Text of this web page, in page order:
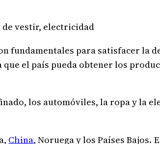
fundamentales para satisfacer la
el país pueda obtener los
los automóviles, la ropa y la
China, Noruega y los Países Bajos.